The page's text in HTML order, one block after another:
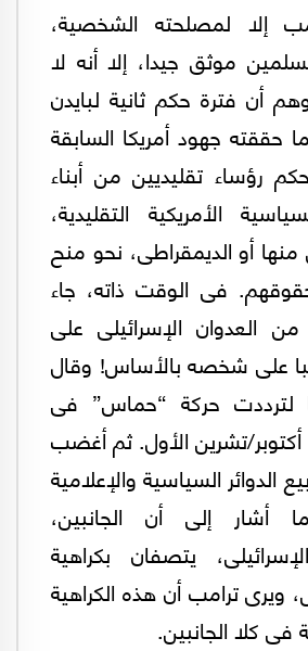
إلا لمصلحته الشخصية،
موثق جيدا، إلا أنه لا
أن فترة حكم ثانية لبايدن
حققته جهود أمريكا السابقة
حكم رؤساء تقليديين من أبناء
الأمريكية التقليدية،
أو الديمقراطى، نحو منح
فى الوقت ذاته، جاء
العدوان الإسرائيلى على
على شخصه بالأساس! وقال
لترددت حركة “حماس” فى
القيام بهجوم 7 أكتوبر/تشرين الأول. ثم أغضب
الدوائر السياسية والإعلامية
أشار إلى أن الجانبين،
يتصفان بكراهية
ترامب أن هذه الكراهية
كلا الجانبين.